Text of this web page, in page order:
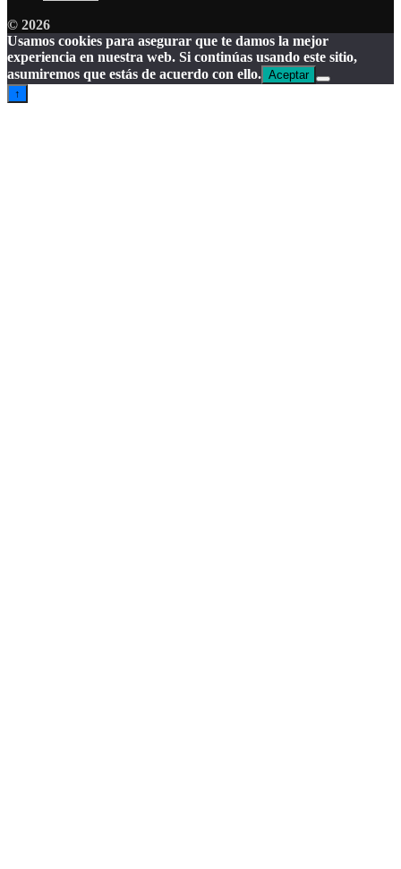
© 2026
Usamos cookies para asegurar que te damos la mejor
experiencia en nuestra web. Si continúas usando este sitio,
asumiremos que estás de acuerdo con ello. Aceptar
↑